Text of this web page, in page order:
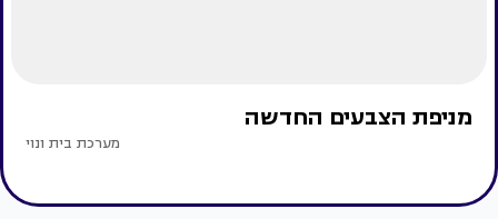
מניפת הצבעים החדשה
מערכת בית ונוי